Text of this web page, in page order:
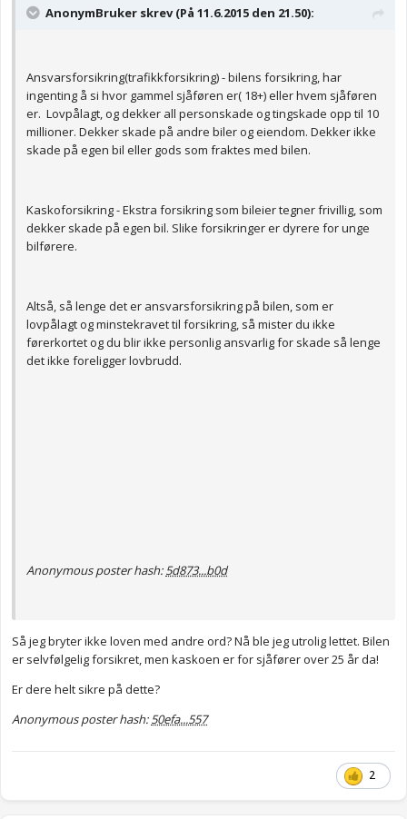
AnonymBruker skrev (På 11.6.2015 den 21.50):
Ansvarsforsikring(trafikkforsikring) - bilens forsikring, har
ingenting å si hvor gammel sjåføren er( 18+) eller hvem sjåføren
er. Lovpålagt, og dekker all personskade og tingskade opp til 10
millioner. Dekker skade på andre biler og eiendom. Dekker ikke
skade på egen bil eller gods som fraktes med bilen.
Kaskoforsikring - Ekstra forsikring som bileier tegner frivillig, som
dekker skade på egen bil. Slike forsikringer er dyrere for unge
bilførere.
Altså, så lenge det er ansvarsforsikring på bilen, som er
lovpålagt og minstekravet til forsikring, så mister du ikke
førerkortet og du blir ikke personlig ansvarlig for skade så lenge
det ikke foreligger lovbrudd.
Anonymous poster hash:5d873...b0d
Så jeg bryter ikke loven med andre ord? Nå ble jeg utrolig lettet. Bilen
er selvfølgelig forsikret, men kaskoen er for sjåfører over 25 år da!
Er dere helt sikre på dette?
Anonymous poster hash:50efa...557
2